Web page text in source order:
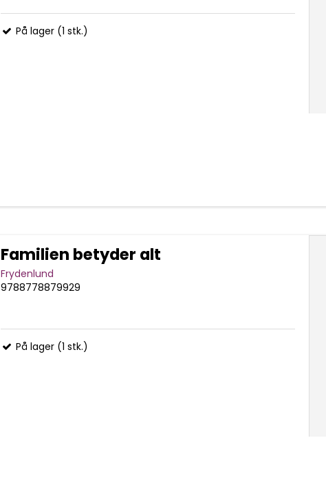
På lager (1 stk.)
Familien betyder alt
Frydenlund
9788778879929
På lager (1 stk.)